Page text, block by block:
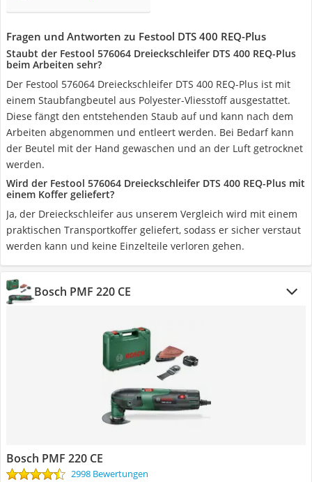
Fragen und Antworten zu Festool DTS 400 REQ-Plus
Staubt der Festool 576064 Dreieckschleifer DTS 400 REQ-Plus
beim Arbeiten sehr?
Der Festool 576064 Dreieckschleifer DTS 400 REQ-Plus ist mit
einem Staubfangbeutel aus Polyester-Vliesstoff ausgestattet.
Diese fängt den entstehenden Staub auf und kann nach dem
Arbeiten abgenommen und entleert werden. Bei Bedarf kann
der Beutel mit der Hand gewaschen und an der Luft getrocknet
werden.
Wird der Festool 576064 Dreieckschleifer DTS 400 REQ-Plus mit
einem Koffer geliefert?
Ja, der Dreieckschleifer aus unserem Vergleich wird mit einem
praktischen Transportkoffer geliefert, sodass er sicher verstaut
werden kann und keine Einzelteile verloren gehen.
Bosch PMF 220 CE
Bosch PMF 220 CE
2998 Bewertungen